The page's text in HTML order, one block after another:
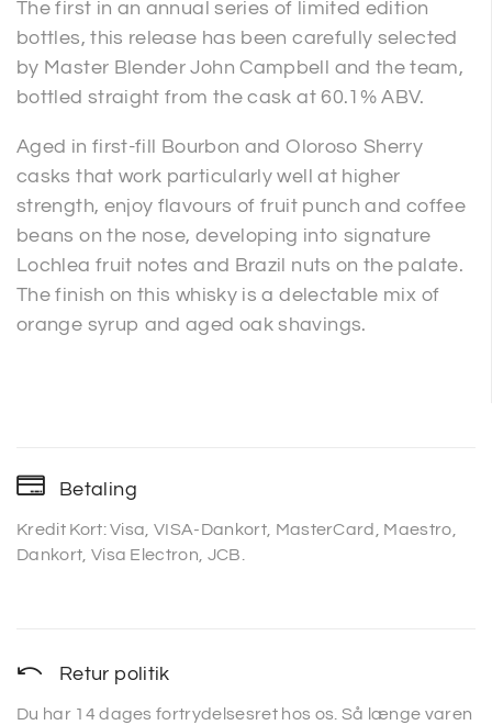
The first in an annual series of limited edition
bottles, this release has been carefully selected
by Master Blender John Campbell and the team,
bottled straight from the cask at 60.1% ABV.
Aged in first-fill Bourbon and Oloroso Sherry
casks that work particularly well at higher
strength, enjoy flavours of fruit punch and coffee
beans on the nose, developing into signature
Lochlea fruit notes and Brazil nuts on the palate.
The finish on this whisky is a delectable mix of
orange syrup and aged oak shavings.
Betaling
Kredit Kort: Visa, VISA-Dankort, MasterCard, Maestro,
Dankort, Visa Electron, JCB.
Retur politik
Du har 14 dages fortrydelsesret hos os. Så længe varen